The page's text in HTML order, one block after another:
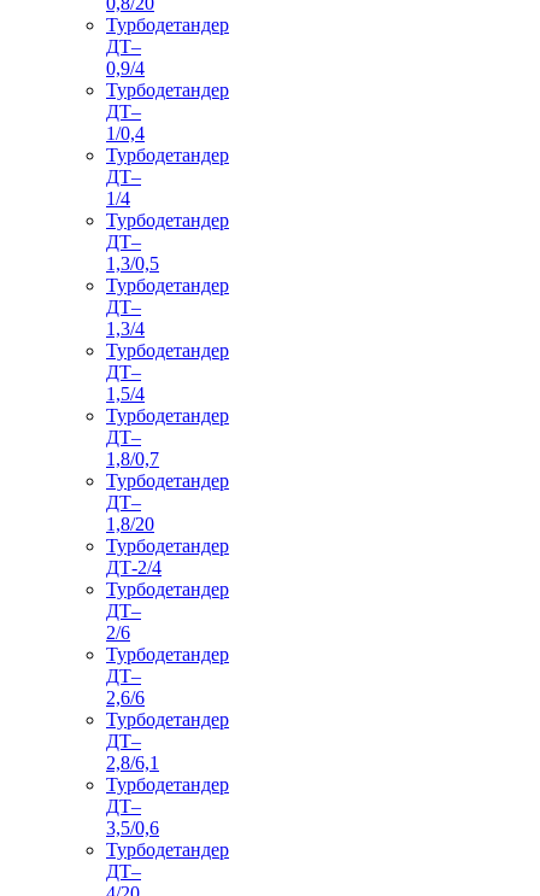
Турбодетандер
ДТ–
0,9/4
Турбодетандер
ДТ–
1/0,4
Турбодетандер
ДТ–
1/4
Турбодетандер
ДТ–
1,3/0,5
Турбодетандер
ДТ–
1,3/4
Турбодетандер
ДТ–
1,5/4
Турбодетандер
ДТ–
1,8/0,7
Турбодетандер
ДТ–
1,8/20
Турбодетандер
ДТ-2/4
Турбодетандер
ДТ–
2/6
Турбодетандер
ДТ–
2,6/6
Турбодетандер
ДТ–
2,8/6,1
Турбодетандер
ДТ–
3,5/0,6
Турбодетандер
ДТ–